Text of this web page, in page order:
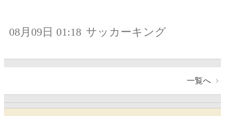
08月09日 01:18 サッカーキング
一覧へ